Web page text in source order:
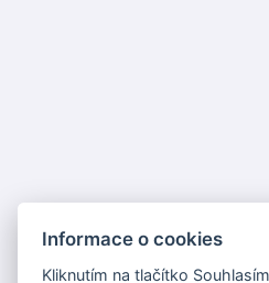
Informace o cookies
Kliknutím na tlačítko